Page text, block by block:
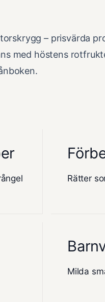
– prisvärda
med höstens
Rätter
Milda